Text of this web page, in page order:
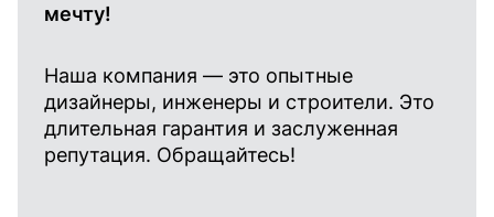
мечту!
Наша компания — это опытные
дизайнеры, инженеры и строители. Это
длительная гарантия и заслуженная
репутация. Обращайтесь!